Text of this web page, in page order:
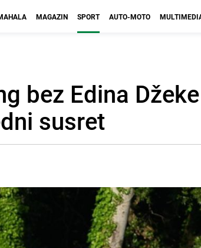
MAGAZIN SPORT AUTO-MOTO
bez Edina
susret